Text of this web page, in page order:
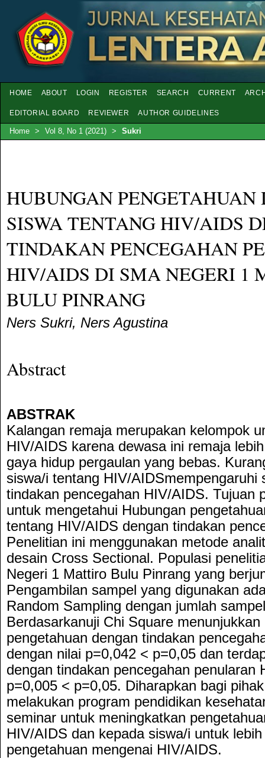
HOME ABOUT LOGIN REGISTER SEARCH CURRENT
EDITORIAL BOARD REVIEWER AUTHOR GUIDELINES
Home > Vol 8, No 1 (2021) > Sukri
HUBUNGAN PENGETAHUAN
SISWA TENTANG HIV/AIDS
TINDAKAN PENCEGAHAN
HIV/AIDS DI SMA NEGERI 1
BULU PINRANG
Ners Sukri, Ners Agustina
Abstract
ABSTRAK
Kalangan remaja merupakan kelompok
HIV/AIDS karena dewasa ini remaja
gaya hidup pergaulan yang bebas.
siswa/i tentang HIV/AIDSmempengaruhi
tindakan pencegahan HIV/AIDS. Tujuan
untuk mengetahui Hubungan
tentang HIV/AIDS dengan tindakan
Penelitian ini menggunakan metode
desain Cross Sectional. Populasi
Negeri 1 Mattiro Bulu Pinrang yang
Pengambilan sampel yang digunakan
Random Sampling dengan jumlah
Berdasarkanuji Chi Square
pengetahuan dengan tindakan
dengan nilai p=0,042 < p=0,05 dan
dengan tindakan pencegahan penularan
p=0,005 < p=0,05. Diharapkan bagi
melakukan program pendidikan
seminar untuk meningkatkan
HIV/AIDS dan kepada siswa/i untuk
pengetahuan mengenai HIV/AIDS.